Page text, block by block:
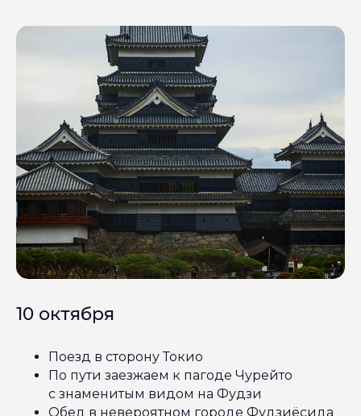
10 октября
Поезд в сторону Токио
По пути заезжаем к пагоде Чурейто
с знаменитым видом на Фудзи
Обед в невероятном городе Фудзиёсида